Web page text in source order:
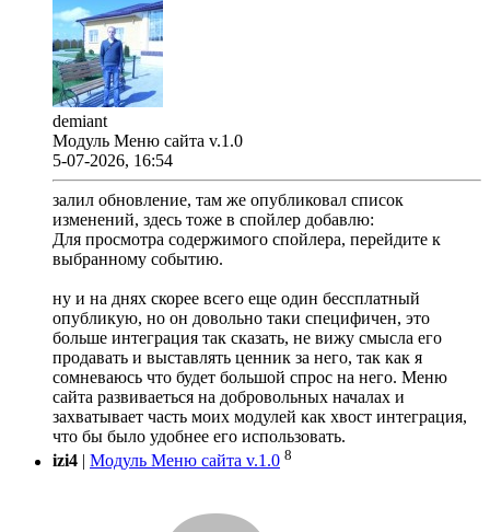
demiant
Модуль Меню сайта v.1.0
5-07-2026, 16:54
залил обновление, там же опубликовал список
изменений, здесь тоже в спойлер добавлю:
Для просмотра содержимого спойлера, перейдите к
выбранному событию.
ну и на днях скорее всего еще один бессплатный
опубликую, но он довольно таки специфичен, это
больше интеграция так сказать, не вижу смысла его
продавать и выставлять ценник за него, так как я
сомневаюсь что будет большой спрос на него. Меню
сайта развиваеться на добровольных началах и
захватывает часть моих модулей как хвост интеграция,
что бы было удобнее его использовать.
izi4
Модуль Меню сайта v.1.0 8